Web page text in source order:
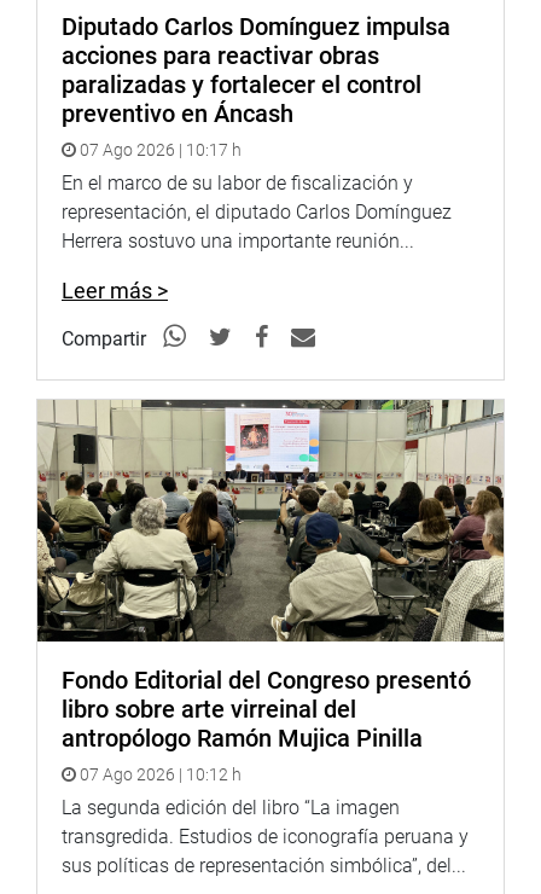
-El grupo más afectado es el de 15 a 29 años
, con un
32.9% de victimización. ​
-Le siguen los grupos de30 a 49 años (30.5%) y
años(26.1%). ​
-El menor porcentaje se encuentra en personas de
años o más(15.7%). ​
3.- Por ubicación:
-En Lima Metropolitana, el
víctima de algún delito. ​
habitantes, la victimización alcanza el29.6%. ​
DESPACHO DEL CONGRESISTA JORGE MARTICORENA
MENDOZA
Diputado Carlos Domínguez impulsa
acciones para reactivar obras
paralizadas y fortalecer el control
preventivo en Áncash
07 Ago 2026 | 10:17 h
En el marco de su labor de fiscalización y
representación, el diputado Carlos Domínguez
Herrera sostuvo una importante reunión...
Leer más >
Compartir
Fondo Editorial del Congreso presentó
libro sobre arte virreinal del
antropólogo Ramón Mujica Pinilla
07 Ago 2026 | 10:12 h
La segunda edición del libro “La imagen
transgredida. Estudios de iconografía peruana y
sus políticas de representación simbólica”, del...